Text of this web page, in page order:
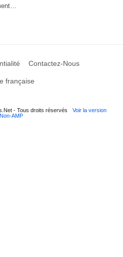
Contactez-Nous
française
- Tous droits réservés
Voir la version
Non-AMP